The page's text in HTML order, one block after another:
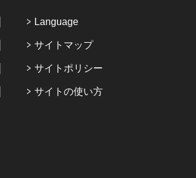
Language
サイトマップ
サイトポリシー
サイトの使い方